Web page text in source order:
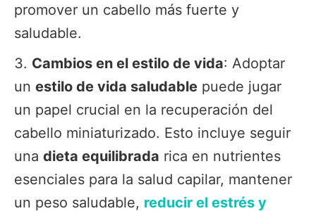
promover un cabello más fuerte y
saludable.
Cambios en el estilo de vida: Adoptar
un estilo de vida saludable puede jugar
un papel crucial en la recuperación del
cabello miniaturizado. Esto incluye seguir
una dieta equilibrada rica en nutrientes
esenciales para la salud capilar, mantener
un peso saludable, reducir el estrés y